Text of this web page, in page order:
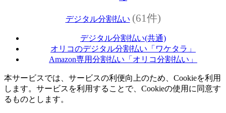
デジタル分割払い (61件)
デジタル分割払い(共通)
オリコのデジタル分割払い「ワケタラ」
Amazon専用分割払い「オリコ分割払い」
本サービスでは、サービスの利便向上のため、Cookieを利用
します。サービスを利用することで、Cookieの使用に同意す
るものとします。